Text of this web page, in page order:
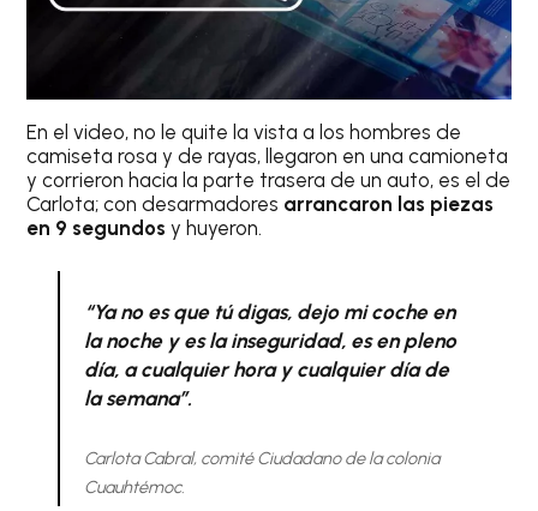
En el video, no le quite la vista a los hombres de
camiseta rosa y de rayas, llegaron en una camioneta
y corrieron hacia la parte trasera de un auto, es el de
Carlota; con desarmadores arrancaron las piezas
en 9 segundos y huyeron.
“Ya no es que tú digas, dejo mi coche en
la noche y es la inseguridad, es en pleno
día, a cualquier hora y cualquier día de
la semana”.
Carlota Cabral, comité Ciudadano de la colonia
Cuauhtémoc.